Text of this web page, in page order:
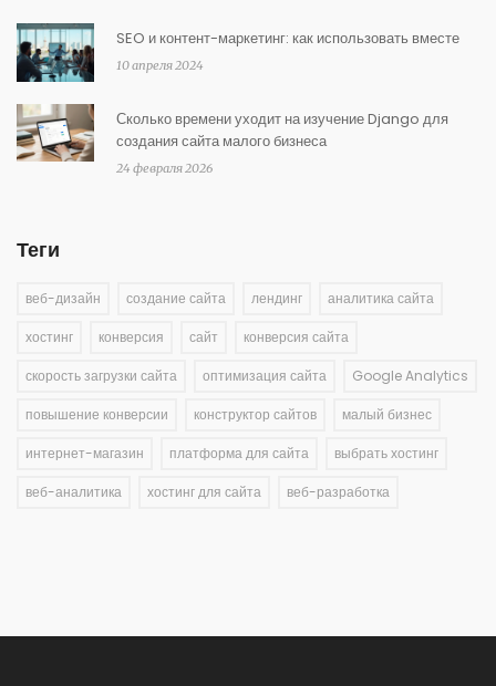
SEO и контент-маркетинг: как использовать вместе
10 апреля 2024
Сколько времени уходит на изучение Django для
создания сайта малого бизнеса
24 февраля 2026
Теги
веб-дизайн создание сайта лендинг аналитика сайта
хостинг конверсия сайт конверсия сайта
скорость загрузки сайта оптимизация сайта Google Analytics
повышение конверсии конструктор сайтов малый бизнес
интернет-магазин платформа для сайта выбрать хостинг
веб-аналитика хостинг для сайта веб-разработка